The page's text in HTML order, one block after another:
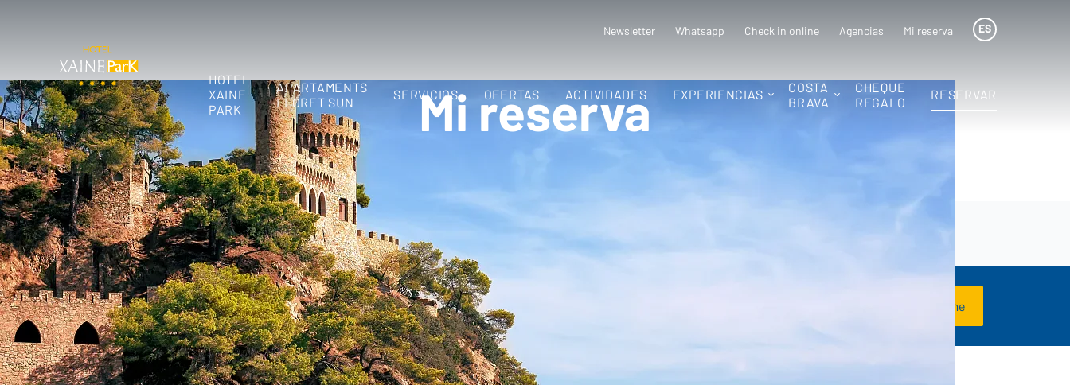
Newsletter Whatsapp Check in online Agencias Mi reserva ES
HOTEL
XAINE
PARK
APARTAMENTS
LLORET SUN
SERVICIOS OFERTAS ACTIVIDADES EXPERIENCIAS
COSTA
BRAVA
CHEQUE
REGALO
RESERVAR
Mi reserva
Inicio/Mi reserva
¡No dejes escapar las ofertas del Hotel Xaine Park!
Apúntate a nuestro newsletter Regístrame
¡Síguenos!